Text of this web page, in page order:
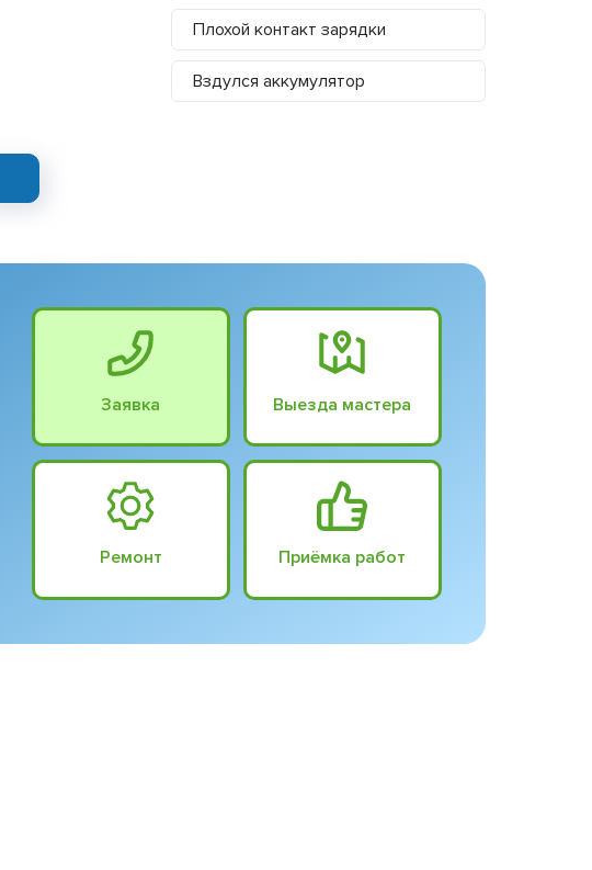
Плохой контакт зарядки
Вздулся аккумулятор
Заявка Выезда мастера
Ремонт Приёмка работ